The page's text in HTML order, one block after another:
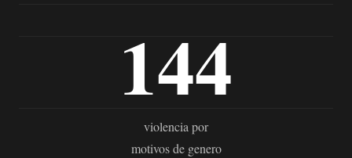
144
violencia por
motivos de genero